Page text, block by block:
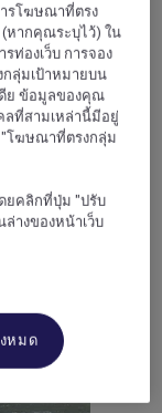
รโฆษณาที่ตรง
หากคุณระบุไว้) ใน
ท่องเว็บ การจอง
ลุ่มเป้าหมายบน
ดีย ข้อมูลของคุณ
ลที่สามเหล่านี้มีอยู่
"โฆษณาที่ตรงกลุ่ม
ยคลิกที่ปุ่ม "ปรับ
ล่างของหน้าเว็บ
หมด